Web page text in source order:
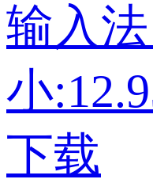
输入法
小
下载